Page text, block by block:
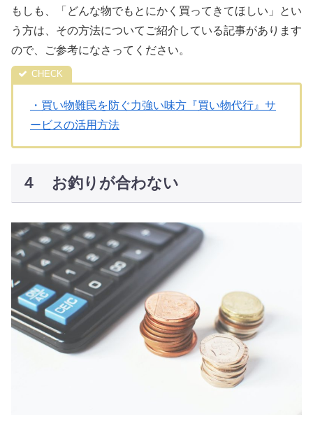
もしも、「どんな物でもとにかく買ってきてほしい」とい
う方は、その方法についてご紹介している記事があります
ので、ご参考になさってください。
・買い物難民を防ぐ力強い味方『買い物代行』サ
ービスの活用方法
４ お釣りが合わない